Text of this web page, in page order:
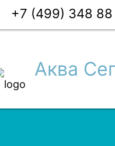
+7 (499) 348
Аква